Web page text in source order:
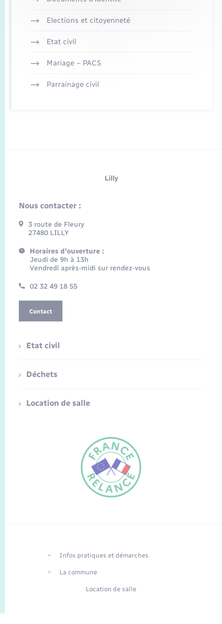
Traduction du
Elections et citoyenneté
Etat civil
Mariage – PACS
Parrainage civil
Lilly
Nous contacter :
3 route de Fleury
27480 LILLY
Horaires d'ouverture :
Jeudi de 9h à 13h
Vendredi après-midi sur rendez-vous
02 32 49 18 55
Contact
Etat civil
Déchets
Location de salle
Infos pratiques et démarches
La commune
Location de salle